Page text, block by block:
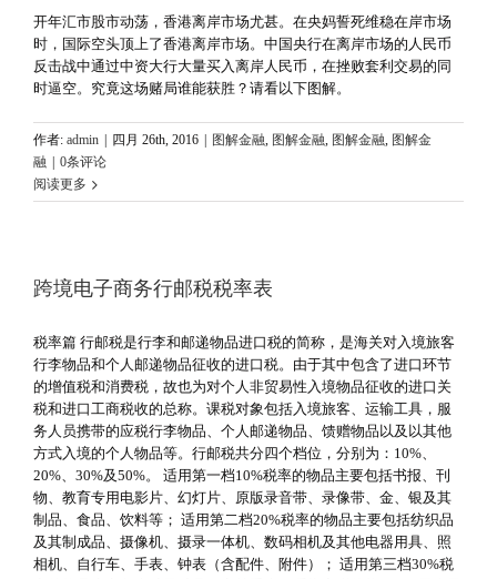
开年汇市股市动荡，香港离岸市场尤甚。在央妈誓死维稳在岸市场
时，国际空头顶上了香港离岸市场。中国央行在离岸市场的人民币
反击战中通过中资大行大量买入离岸人民币，在挫败套利交易的同
时逼空。究竟这场赌局谁能获胜？请看以下图解。
作者: admin 四月 26th, 2016 图解金融, 图解金融, 图解金融, 图解金
融
0条评论
阅读更多
跨境电子商务行邮税税率表
税率篇 行邮税是行李和邮递物品进口税的简称，是海关对入境旅客
行李物品和个人邮递物品征收的进口税。由于其中包含了进口环节
的增值税和消费税，故也为对个人非贸易性入境物品征收的进口关
税和进口工商税收的总称。课税对象包括入境旅客、运输工具，服
务人员携带的应税行李物品、个人邮递物品、馈赠物品以及以其他
方式入境的个人物品等。行邮税共分四个档位，分别为：10%、
20%、30%及50%。 适用第一档10%税率的物品主要包括书报、刊
物、教育专用电影片、幻灯片、原版录音带、录像带、金、银及其
制品、食品、饮料等； 适用第二档20%税率的物品主要包括纺织品
及其制成品、摄像机、摄录一体机、数码相机及其他电器用具、照
相机、自行车、手表、钟表（含配件、附件）； 适用第三档30%税